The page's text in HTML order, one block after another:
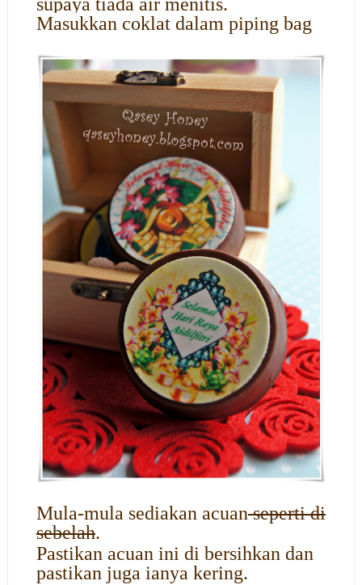
supaya tiada air menitis.
Masukkan coklat dalam piping bag
Mula-mula sediakan acuanseperti di
sebelah.
Pastikan acuan ini di bersihkan dan
pastikan juga ianya kering.